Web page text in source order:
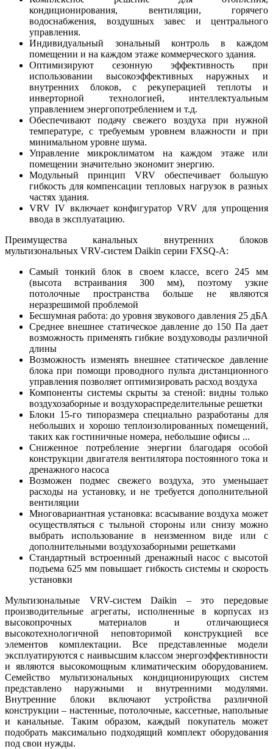
кондиционирования, вентиляции, горячего
водоснабжения, воздушных завес и центрального
управления.
Индивидуальный зональный контроль в каждом
помещении и на каждом этаже коммерческого здания.
Оптимизируют сезонную эффективность при
использовании высокоэффективных наружных и
внутренних блоков, с рекуперацией теплоты и
инверторной технологией, интеллектуальным
управлением энергопотреблением и т.д.
Обеспечивают подачу свежего воздуха при нужной
температуре, с требуемым уровнем влажности и при
минимальном уровне шума.
Управление микроклиматом на каждом этаже или
помещении значительно экономит энергию.
Модульный принцип VRV обеспечивает большую
гибкость для компенсации тепловых нагрузок в разных
частях здания.
VRV IV включает конфигуратор VRV для упрощения
ввода в эксплуатацию.
Преимущества канальных внутренних блоков
мультизональных VRV-систем Daikin серии FXSQ-A:
Самый тонкий блок в своем классе, всего 245 мм
(высота встраивания 300 мм), поэтому узкие
потолочные пространства больше не являются
неразрешимой проблемой
Бесшумная работа: до уровня звукового давления 25 дБА
Среднее внешнее статическое давление до 150 Па дает
возможность применять гибкие воздуховоды различной
длины
Возможность изменять внешнее статическое давление
блока при помощи проводного пульта дистанционного
управления позволяет оптимизировать расход воздуха
Компоненты системы скрыты за стеной: видны только
воздухозаборные и воздухораспределительные решетки
Блоки 15-го типоразмера специально разработаны для
небольших и хорошо теплоизолированных помещений,
таких как гостиничные номера, небольшие офисы ...
Сниженное потребление энергии благодаря особой
конструкции двигателя вентилятора постоянного тока и
дренажного насоса
Возможен подмес свежего воздуха, это уменьшает
расходы на установку, и не требуется дополнительной
вентиляции
Многовариантная установка: всасывание воздуха может
осуществляться с тыльной стороны или снизу можно
выбрать использование в неизменном виде или с
дополнительными воздухозаборными решетками
Стандартный встроенный дренажный насос с высотой
подъема 625 мм повышает гибкость системы и скорость
установки
Мультизональные VRV-систем Daikin – это передовые
производительные агрегаты, исполненные в корпусах из
высокопрочных материалов и отличающиеся
высокотехнологичной неповторимой конструкцией все
элементов комплектации. Все представленные модели
эксплуатируются с наивысшим классом энергоэффективности
и являются высокомощным климатическим оборудованием.
Семейство мультизональных кондиционирующих систем
представлено наружными и внутренними модулями.
Внутренние блоки включают устройства различной
конструкции – настенные, потолочные, кассетные, напольные
и канальные. Таким образом, каждый покупатель может
подобрать максимально подходящий комплект оборудования
под свои нужды.